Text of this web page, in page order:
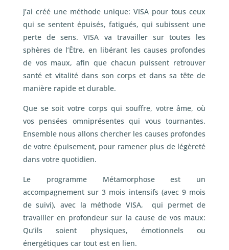
J’ai créé une méthode unique: VISA pour tous ceux
qui se sentent épuisés, fatigués, qui subissent une
perte de sens. VISA va travailler sur toutes les
sphères de l’Être, en libérant les causes profondes
de vos maux, afin que chacun puissent retrouver
santé et vitalité dans son corps et dans sa tête de
manière rapide et durable.
Que se soit votre corps qui souffre, votre âme, où
vos pensées omniprésentes qui vous tournantes.
Ensemble nous allons chercher les causes profondes
de votre épuisement, pour ramener plus de légèreté
dans votre quotidien.
Le programme Métamorphose est un
accompagnement sur 3 mois intensifs (avec 9 mois
de suivi), avec la méthode VISA, qui permet de
travailler en profondeur sur la cause de vos maux:
Qu’ils soient physiques, émotionnels ou
énergétiques car tout est en lien.